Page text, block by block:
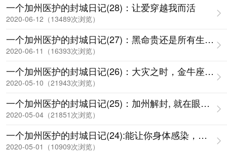
一个加州医护的封城日记(28)：让爱穿越我而活
2020-06-12（13489次浏览）
一个加州医护的封城日记(27)：黑命贵还是所有生命都
2020-06-11（16393次浏览）
一个加州医护的封城日记(26)：大灾之时，金牛座最能
2020-05-10（21943次浏览）
一个加州医护的封城日记(25)：加州解封, 就在眼前！
2020-05-04（21851次浏览）
一个加州医护的封城日记(24):能让你身体感染，也能
2020-05-01（10909次浏览）